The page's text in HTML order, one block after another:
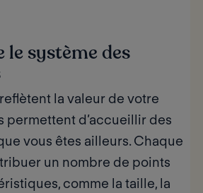
le système des
reflètent la valeur de votre
permettent d’accueillir des
vous êtes ailleurs. Chaque
un nombre de points
comme la taille, la